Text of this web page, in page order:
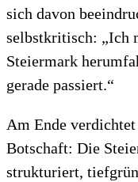
sich davon
selbstkritisch: „Ich
Steiermark
gerade passiert.“
Am Ende
Botschaft: Die
strukturiert,